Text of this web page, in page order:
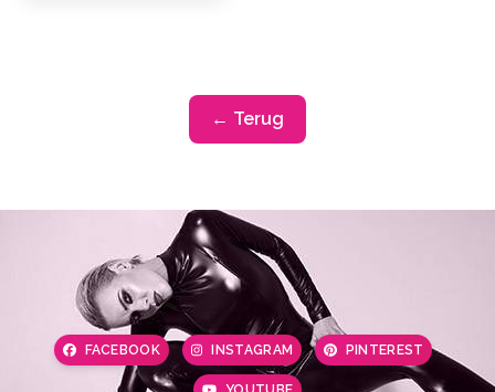
← Terug
FACEBOOK INSTAGRAM PINTEREST